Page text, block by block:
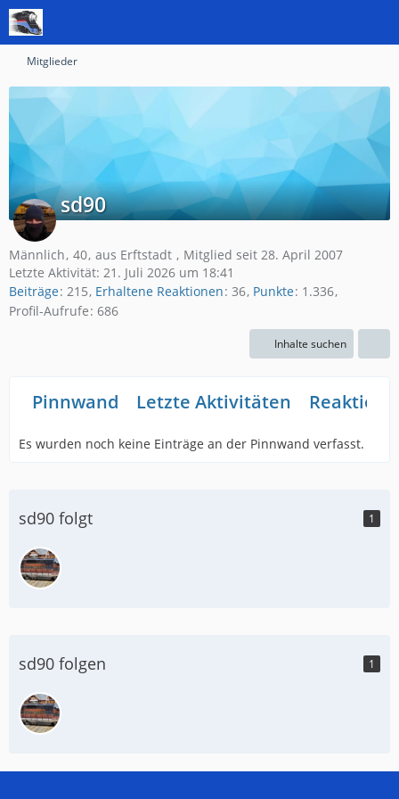
Mitglieder
sd90
Männlich 40 aus Erftstadt
Mitglied seit 28. April 2007
Letzte Aktivität: 21. Juli 2026 um 18:41
Beiträge 215 Erhaltene Reaktionen 36 Punkte 1.336
Profil-Aufrufe 686
Inhalte suchen
Pinnwand Letzte Aktivitäten
Es wurden noch keine Einträge an der Pinnwand verfasst.
sd90 folgt 1
sd90 folgen 1